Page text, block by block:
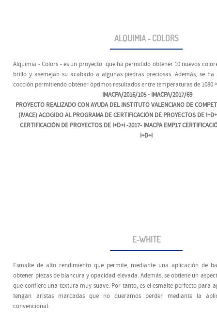
ALQUIMIA - COLORS
Alquimia - Colors - es un proyecto que ha permitido obtener 10 nuevos
brillo y asemejan su acabado a algunas piedras preciosas. Además, se
cocción permitiendo obtener óptimos resultados entre temperaturas de 1080
IMACPA/2016/105 - IMACPA/2017/69
PROYECTO REALIZADO CON AYUDA DEL INSTITUTO VALENCIANO DE
(IVACE) ACOGIDO AL PROGRAMA DE CERTIFICACIÓN DE PROYECTOS DE
CERTIFICACIÓN DE PROYECTOS DE I+D+i -2017- IMACPA EMP17
I+D+i
E-WHITE
Esmalte de alto rendimiento que permite, mediante una aplicación de
obtener piezas de blancura y opacidad elevada. Además, se obtiene un
que confiere una textura muy suave. Por tanto, es el esmalte perfecto para
tengan aristas marcadas que no queramos perder mediante la
convencional.